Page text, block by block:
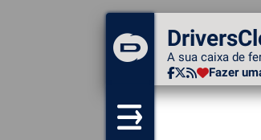
A sua caixa de
Fazer
A sua caixa de
diária
Fazer